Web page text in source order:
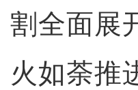
割全面展
火如荼推